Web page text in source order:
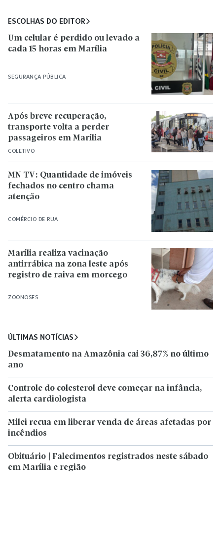
ESCOLHAS DO EDITOR
SEGURANÇA PÚBLICA
Um celular é perdido ou levado a
cada 15 horas em Marília
COLETIVO
Após breve recuperação,
transporte volta a perder
passageiros em Marília
COMÉRCIO DE RUA
MN TV: Quantidade de imóveis
fechados no centro chama
atenção
ZOONOSES
Marília realiza vacinação
antirrábica na zona leste após
registro de raiva em morcego
ÚLTIMAS NOTÍCIAS
Desmatamento na Amazônia cai 36,87% no último
ano
Controle do colesterol deve começar na infância,
alerta cardiologista
Milei recua em liberar venda de áreas afetadas por
incêndios
Obituário | Falecimentos registrados neste sábado
em Marília e região